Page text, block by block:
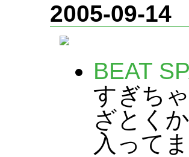
2005-09-14
BEAT
すぎち
ざとく
入って